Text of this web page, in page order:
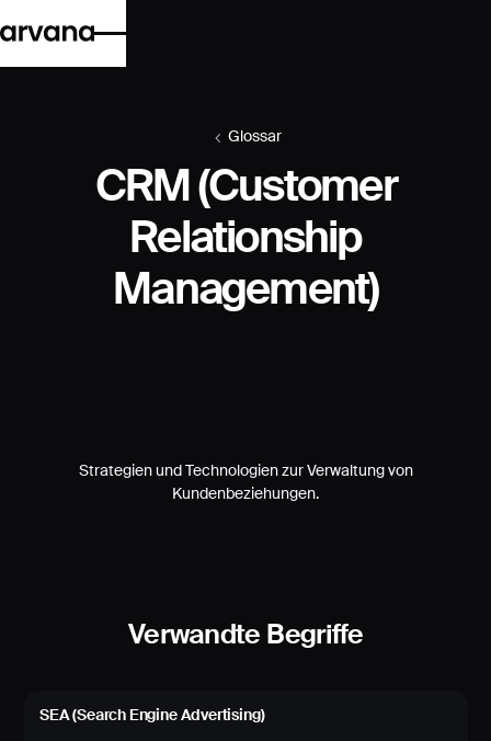
Glossar
CRM (Customer
Relationship
Management)
Strategien und Technologien zur Verwaltung von
Kundenbeziehungen.
Verwandte Begriffe
SEA (Search Engine Advertising)